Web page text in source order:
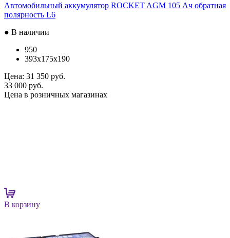
Автомобильный аккумулятор ROCKET AGM 105 Ач обратная
полярность L6
● В наличии
950
393x175x190
Цена: 31 350 руб.
33 000 руб.
Цена в розничных магазинах
В корзину